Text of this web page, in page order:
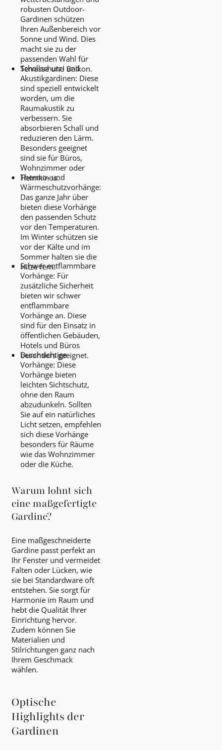
robusten Outdoor-
Gardinen schützen
Ihren Außenbereich vor
Sonne und Wind. Dies
macht sie zu der
passenden Wahl für
Terrasse und Balkon.
Schallschutz- und
Akustikgardinen: Diese
sind speziell entwickelt
worden, um die
Raumakustik zu
verbessern. Sie
absorbieren Schall und
reduzieren den Lärm.
Besonders geeignet
sind sie für Büros,
Wohnzimmer oder
Heimkinos.
Thermo- und
Wärmeschutzvorhänge:
Das ganze Jahr über
bieten diese Vorhänge
den passenden Schutz
vor den Temperaturen.
Im Winter schützen sie
vor der Kälte und im
Sommer halten sie die
Hitze fern.
Schwer entflammbare
Vorhänge: Für
zusätzliche Sicherheit
bieten wir schwer
entflammbare
Vorhänge an. Diese
sind für den Einsatz in
öffentlichen Gebäuden,
Hotels und Büros
besonders geeignet.
Durchsichtige
Vorhänge: Diese
Vorhänge bieten
leichten Sichtschutz,
ohne den Raum
abzudunkeln. Sollten
Sie auf ein natürliches
Licht setzen, empfehlen
sich diese Vorhänge
besonders für Räume
wie das Wohnzimmer
oder die Küche.
Warum lohnt sich
eine maßgefertigte
Gardine?
Eine maßgeschneiderte
Gardine passt perfekt an
Ihr Fenster und vermeidet
Falten oder Lücken, wie
sie bei Standardware oft
entstehen. Sie sorgt für
Harmonie im Raum und
hebt die Qualität Ihrer
Einrichtung hervor.
Zudem können Sie
Materialien und
Stilrichtungen ganz nach
Ihrem Geschmack
wählen.
Optische
Highlights der
Gardinen